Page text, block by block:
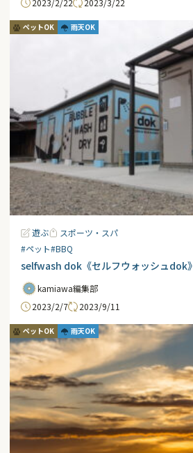
ペットOK 雨天OK
スポーツ・スパ
遊ぶ
#ペット#BBQ
selfwash dok《セルフウォッシュdok》
kamiawa編集部
2023/2/7
2023/9/11
ペットOK 雨天OK